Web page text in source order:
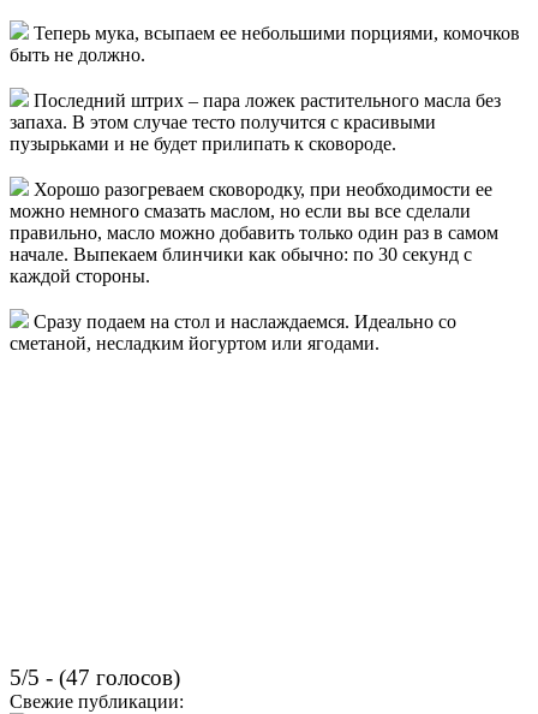
Теперь мука, всыпаем ее небольшими порциями, комочков
быть не должно.
Последний штрих – пара ложек растительного масла без
запаха. В этом случае тесто получится с красивыми
пузырьками и не будет прилипать к сковороде.
Хорошо разогреваем сковородку, при необходимости ее
можно немного смазать маслом, но если вы все сделали
правильно, масло можно добавить только один раз в самом
начале. Выпекаем блинчики как обычно: по 30 секунд с
каждой стороны.
Сразу подаем на стол и наслаждаемся. Идеально со
сметаной, несладким йогуртом или ягодами.
5/5 - (47 голосов)
Свежие публикации: